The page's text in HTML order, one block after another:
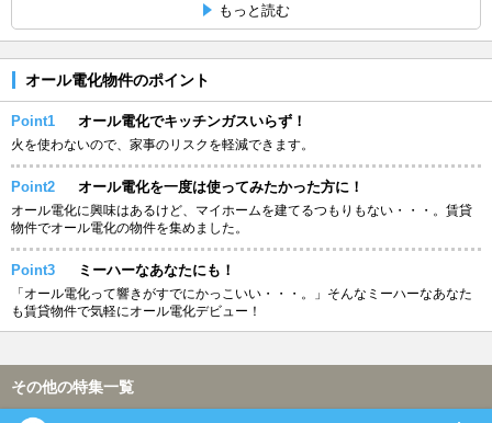
もっと読む
オール電化物件のポイント
Point1 オール電化でキッチンガスいらず！
火を使わないので、家事のリスクを軽減できます。
Point2 オール電化を一度は使ってみたかった方に！
オール電化に興味はあるけど、マイホームを建てるつもりもない・・・。賃貸
物件でオール電化の物件を集めました。
Point3 ミーハーなあなたにも！
「オール電化って響きがすでにかっこいい・・・。」そんなミーハーなあなた
も賃貸物件で気軽にオール電化デビュー！
その他の特集一覧